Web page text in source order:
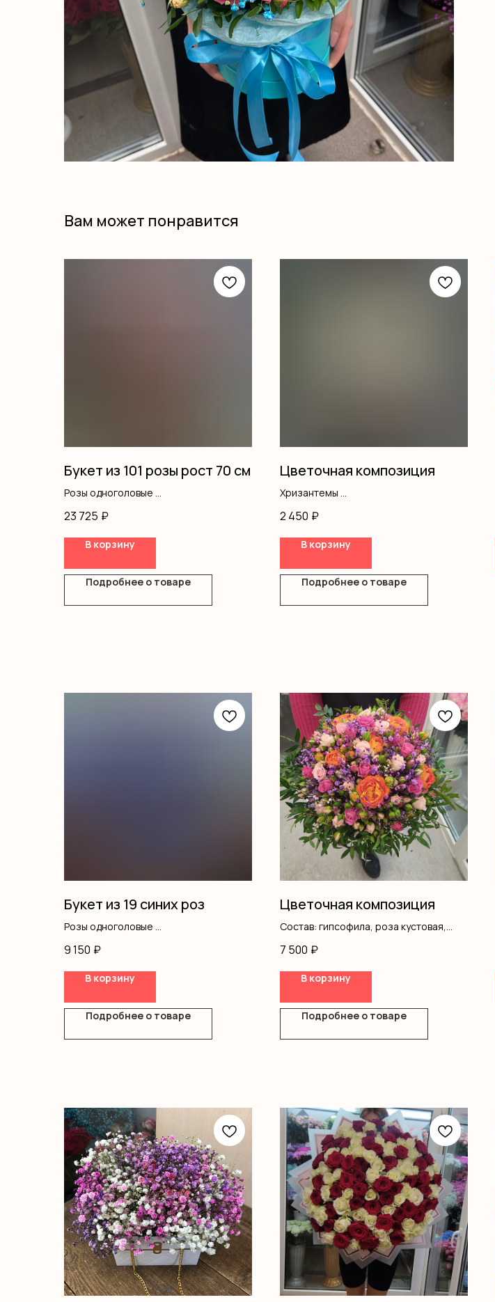
Вам может понравится
Букет из 101 розы рост 70 см
Розы одноголовые
23 725 ₽
В корзину
Подробнее о товаре
Цветочная композиция
Хризантемы
Писташ
Оазис
Коробка
2 450 ₽
В корзину
Подробнее о товаре
Букет из 19 синих роз
Розы одноголовые
9 150 ₽
В корзину
Подробнее о товаре
Цветочная композиция
Состав: гипсофила, роза кустовая,
7 500 ₽
В корзину
Подробнее о товаре